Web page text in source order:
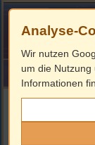
HOME
Peter
Analyse-
Wir nutzen
um die
Informationen